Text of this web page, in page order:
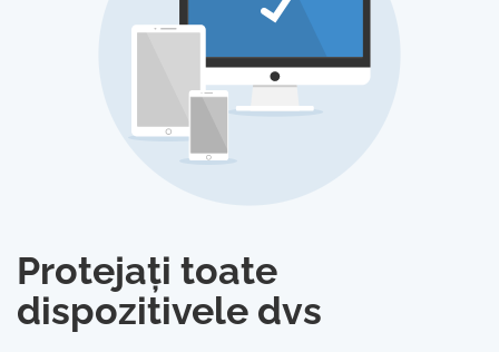
Protejați toate
dispozitivele dvs